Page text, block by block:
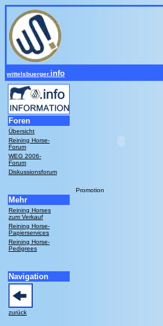
wittelsbuerger. info
Foren
Übersicht
Reining Horse-
Forum
WEG 2006-
Forum
Diskussionsforum
Mehr
Reining Horses
zum Verkauf
Reining Horse-
Papierservices
Reining Horse-
Pedigrees
Navigation
zurück
Promotion